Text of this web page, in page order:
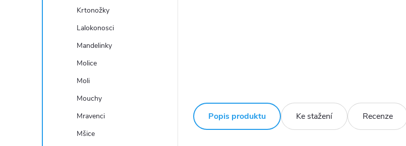
Krtonožky
Lalokonosci
Mandelinky
Molice
Moli
Mouchy
Mravenci
Mšice
Popis produktu Ke stažení Recenze